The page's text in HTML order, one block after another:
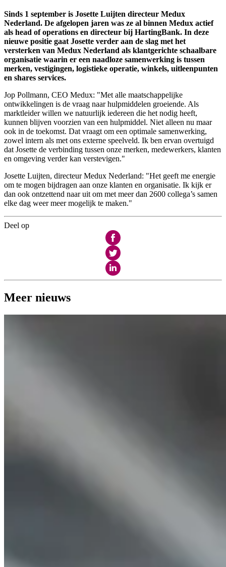
Sinds 1 september is Josette Luijten directeur Medux
Nederland. De afgelopen jaren was ze al binnen Medux actief
als head of operations en directeur bij HartingBank. In deze
nieuwe positie gaat Josette verder aan de slag met het
versterken van Medux Nederland als klantgerichte schaalbare
organisatie waarin er een naadloze samenwerking is tussen
merken, vestigingen, logistieke operatie, winkels, uitleenpunten
en shares services.
Jop Pollmann, CEO Medux: "Met alle maatschappelijke
ontwikkelingen is de vraag naar hulpmiddelen groeiende. Als
marktleider willen we natuurlijk iedereen die het nodig heeft,
kunnen blijven voorzien van een hulpmiddel. Niet alleen nu maar
ook in de toekomst. Dat vraagt om een optimale samenwerking,
zowel intern als met ons externe speelveld. Ik ben ervan overtuigd
dat Josette de verbinding tussen onze merken, medewerkers, klanten
en omgeving verder kan verstevigen."
Josette Luijten, directeur Medux Nederland: "Het geeft me energie
om te mogen bijdragen aan onze klanten en organisatie. Ik kijk er
dan ook ontzettend naar uit om met meer dan 2600 collega’s samen
elke dag weer meer mogelijk te maken."
Deel op
Meer nieuws